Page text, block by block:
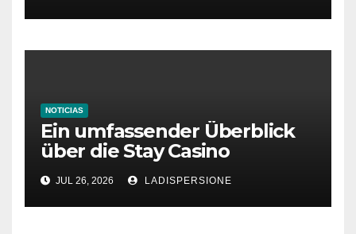
NOTICIAS
Ein umfassender Überblick
über die Stay Casino
Bonusbedingungen
JUL 26, 2026 LADISPERSIONE